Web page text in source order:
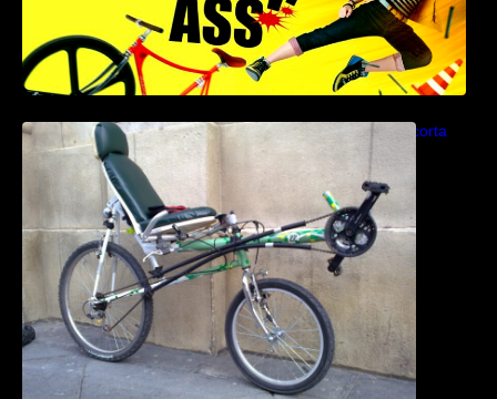
Como construir una bicicleta reclinada corta
paso a paso